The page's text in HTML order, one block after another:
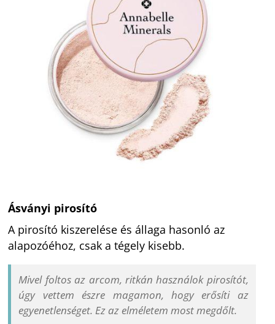
Ásványi pirosító
A pirosító kiszerelése és állaga hasonló az
alapozóéhoz, csak a tégely kisebb.
Mivel foltos az arcom, ritkán használok pirosítót,
úgy vettem észre magamon, hogy erősíti az
egyenetlenséget. Ez az elméletem most megdőlt.